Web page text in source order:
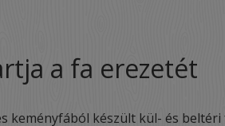
a fa erezetét
keményfából készült kül- és